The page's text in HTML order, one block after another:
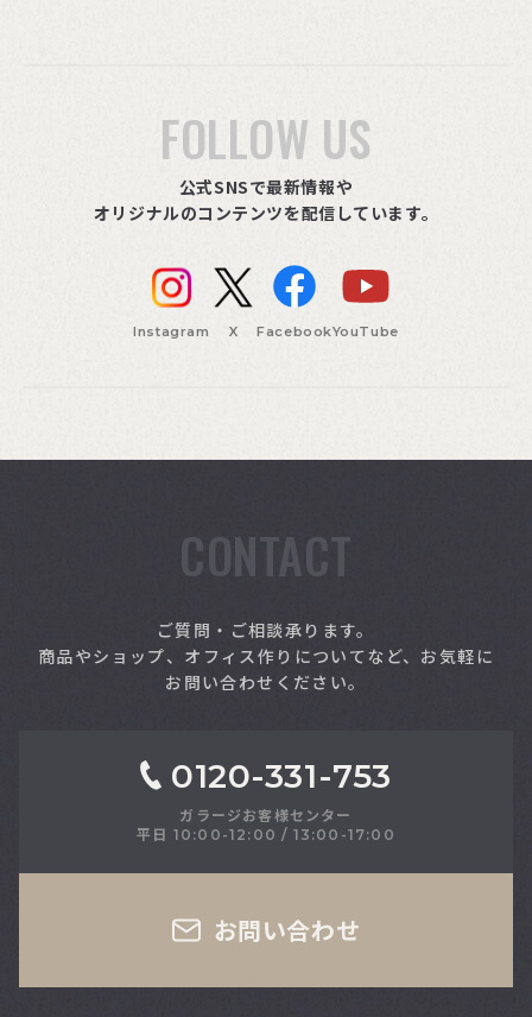
FOLLOW US
公式SNSで最新情報や
オリジナルのコンテンツを配信しています。
Instagram X FacebookYouTube
CONTACT
ご質問・ご相談承ります。
商品やショップ、オフィス作りについてなど、お気軽に
お問い合わせください。
0120-331-753
ガラージお客様センター
平日 10:00-12:00 / 13:00-17:00
お問い合わせ